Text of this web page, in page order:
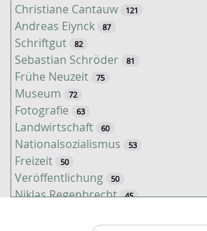
Christiane Cantauw 121
Andreas Eiynck 87
Schriftgut 82
Sebastian Schröder 81
Frühe Neuzeit 75
Museum 72
Fotografie 63
Landwirtschaft 60
Nationalsozialismus 53
Freizeit 50
Veröffentlichung 50
Niklas Regenbrecht 45